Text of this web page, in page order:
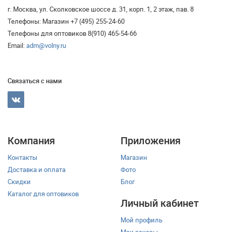
г. Москва, ул. Сколковское шоссе д. 31, корп. 1, 2 этаж, пав. 8
Телефоны: Магазин +7 (495) 255-24-60
Телефоны для оптовиков 8(910) 465-54-66
Email:adm@volny.ru
Связаться с нами
Компания
Контакты
Доставка и оплата
Скидки
Каталог для оптовиков
Приложения
Магазин
Фото
Блог
Личный кабинет
Мой профиль